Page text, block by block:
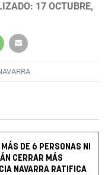
17 OCTUBRE,
DE 6 PERSONAS NI
CERRAR MÁS
NAVARRA RATIFICA